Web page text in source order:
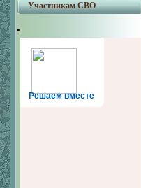
Участникам СВО
Решаем вместе